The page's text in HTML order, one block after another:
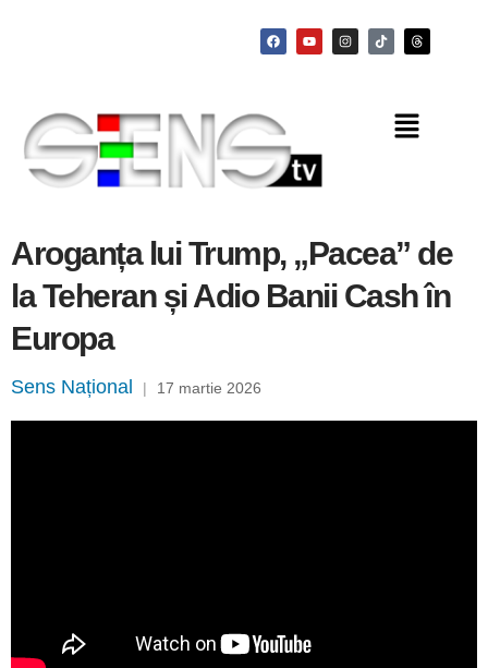
Aroganța lui Trump, „Pacea” de
la Teheran și Adio Banii Cash în
Europa
Sens Național | 17 martie 2026